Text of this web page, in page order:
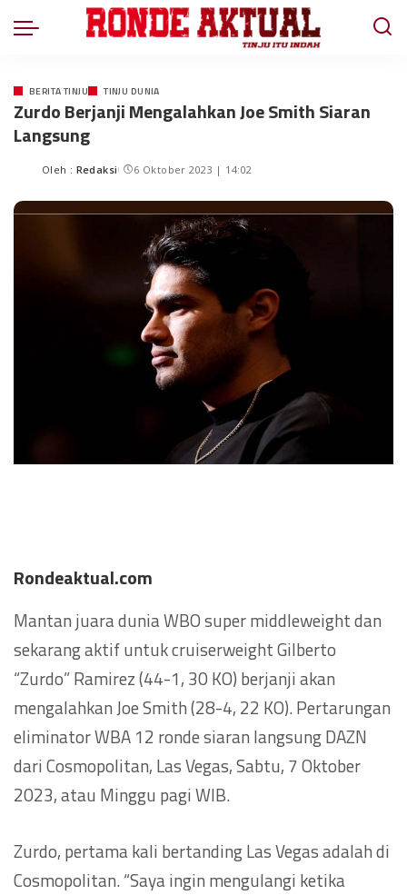
BERITA TINJU TINJU DUNIA
Zurdo Berjanji Mengalahkan Joe Smith Siaran
Langsung
Oleh : Redaksi 6 Oktober 2023 | 14:02
Rondeaktual.com
Mantan juara dunia WBO super middleweight dan
sekarang aktif untuk cruiserweight Gilberto
“Zurdo” Ramirez (44-1, 30 KO) berjanji akan
mengalahkan Joe Smith (28-4, 22 KO). Pertarungan
eliminator WBA 12 ronde siaran langsung DAZN
dari Cosmopolitan, Las Vegas, Sabtu, 7 Oktober
2023, atau Minggu pagi WIB.
Zurdo, pertama kali bertanding Las Vegas adalah di
Cosmopolitan. “Saya ingin mengulangi ketika